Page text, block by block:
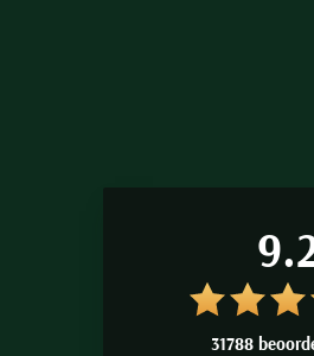
31788